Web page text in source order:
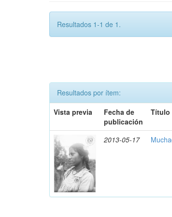
Resultados 1-1 de 1.
Resultados por ítem:
Vista previa
Fecha de
publicación
Título
2013-05-17